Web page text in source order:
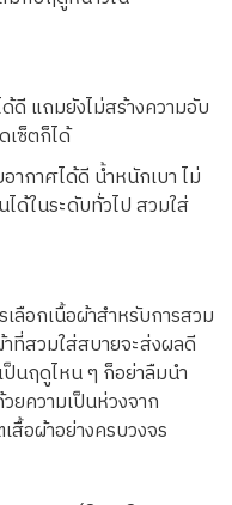
แถมยังไม่สร้างความอับ
เซ็ตก็ได้
กาศได้ดี น้ำหนักเบา ไม่
ด้ในระดับทั่วไป สวมใส่
ลือกเนื้อผ้าสำหรับการสวม
ที่สวมใส่สบายจะส่งผลดี
นฤดูไหน ๆ ก็อย่าลืมนำ
ยความเป็นห่วงจาก
สื้อผ้าอย่างครบวงจร